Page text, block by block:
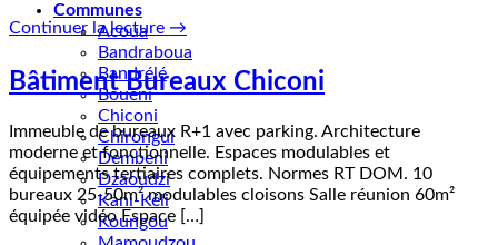
Communes
Acoua
Bandraboua
Bandrélé
Bouéni
Chiconi
Chirongui
Dembeni
Dzaoudzi
Kani-Kéli
Koungou
Continuer la lecture →
Bâtiment Bureaux Chiconi
Immeuble de bureaux R+1 avec parking. Architecture
moderne et fonctionnelle. Espaces modulables et
équipements tertiaires complets. Normes RT DOM. 10
bureaux 25-50m² modulables cloisons Salle réunion 60m²
équipée vidéo Espace […]